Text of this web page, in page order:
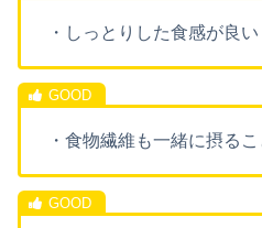
・しっとりした食感が良い
・食物繊維も一緒に摂る